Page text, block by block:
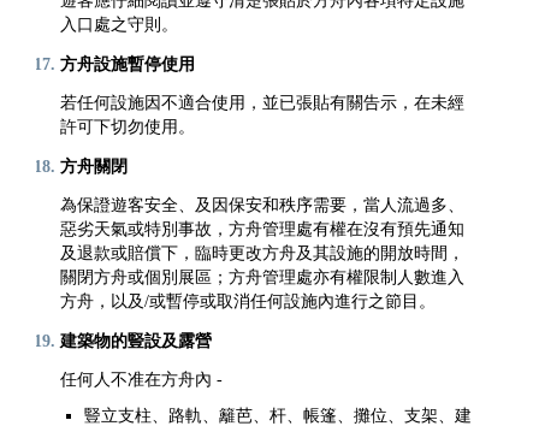
入口處之守則。
方舟設施暫停使用
若任何設施因不適合使用，並已張貼有關告示，在未經
許可下切勿使用。
方舟關閉
為保證遊客安全、及因保安和秩序需要，當人流過多、
惡劣天氣或特別事故，方舟管理處有權在沒有預先通知
及退款或賠償下，臨時更改方舟及其設施的開放時間，
關閉方舟或個別展區；方舟管理處亦有權限制人數進入
方舟，以及/或暫停或取消任何設施內進行之節目。
建築物的豎設及露營
任何人不准在方舟內 -
豎立支柱、路軌、籬芭、杆、帳篷、攤位、支架、建